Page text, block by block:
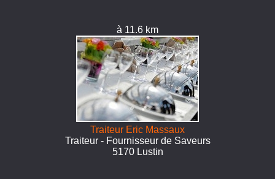
à 11.6 km
Traiteur Eric Massaux
Traiteur - Fournisseur de Saveurs
5170 Lustin